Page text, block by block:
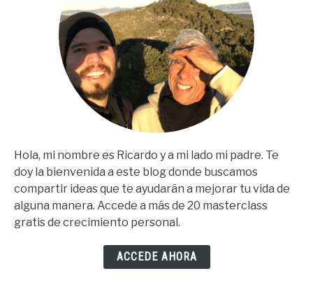
Hola, mi nombre es Ricardo y a mi lado mi padre. Te
doy la bienvenida a este blog donde buscamos
compartir ideas que te ayudarán a mejorar tu vida de
alguna manera. Accede a más de 20 masterclass
gratis de crecimiento personal.
ACCEDE AHORA